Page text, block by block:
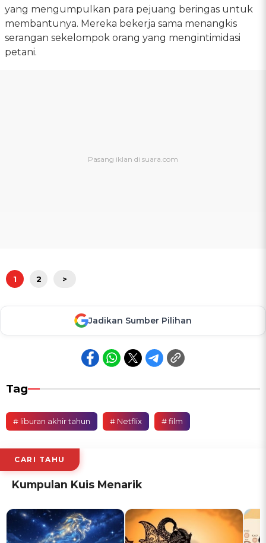
yang mengumpulkan para pejuang beringas untuk
membantunya. Mereka bekerja sama menangkis
serangan sekelompok orang yang mengintimidasi
petani.
1 2 >
Jadikan Sumber Pilihan
Tag
# liburan akhir tahun # Netflix # film
CARI TAHU
Kumpulan Kuis Menarik